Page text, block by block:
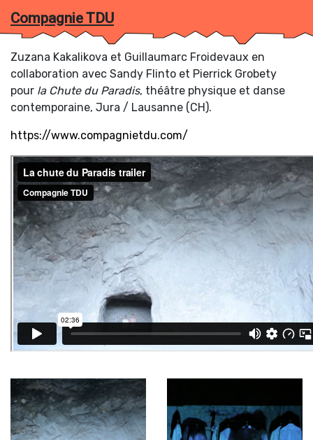
Artistes (A-Z)
Agathe Frasson-Cochet
Andrea Sanchez
Anna et Léon
Annette De Pover
Antoine Rubin
Anya Kravchenko
Arnaud Blondel et Roméo Bron Bi
Aude Barrio et Barbara Meuli
Audrey La Delfa
Bettina Diel
Carole Schafroth
Caroline Schindelholz
Compagnie TDU
Zuzana Kakalikova et Guillaumarc Froidevaux en
collaboration avec Sandy Flinto et Pierrick Grobety
pour la Chute du Paradis, théâtre physique et danse
contemporaine, Jura / Lausanne (CH).
https://www.compagnietdu.com/